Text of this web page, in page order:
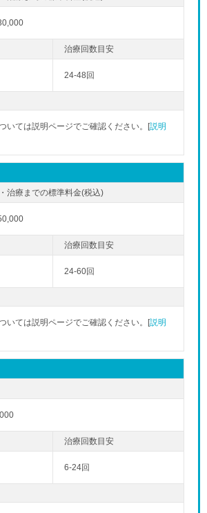
24-48回
いては説明ページでご確認ください。[説明
24-60回
いては説明ページでご確認ください。[説明
6-24回